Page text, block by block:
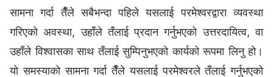
सामना गर्दा तैँले सबैभन्दा पहिले यसलाई परमेश्‍वरद्वारा व्यवस्था
गरिएको अवस्था, उहाँले तँलाई प्रदान गर्नुभएको उत्तरदायित्व, वा
उहाँले विश्‍वासका साथ तँलाई सुम्पिनुभएको कार्यको रूपमा लिनु हो।
यो समस्याको सामना गर्दा तैँले यसलाई परमेश्‍वरले तँलाई गर्नुभएको